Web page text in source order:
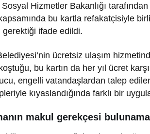
Sosyal Hizmetler Bakanlığı
bu kartla refakatçisiyle
gerektiği ifade edildi.
ücretsiz ulaşım
bu kartın da her yıl ücret
engelli vatandaşlardan talep
kıyaslandığında farklı bir
makul gerekçesi